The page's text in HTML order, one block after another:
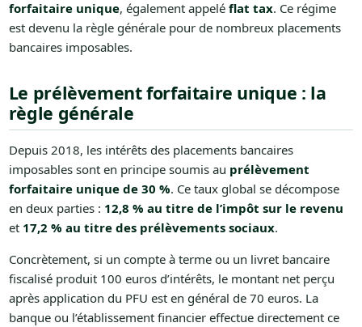
forfaitaire unique, également appelé flat tax. Ce régime
est devenu la règle générale pour de nombreux placements
bancaires imposables.
Le prélèvement forfaitaire unique : la
règle générale
Depuis 2018, les intérêts des placements bancaires
imposables sont en principe soumis au prélèvement
forfaitaire unique de 30 %. Ce taux global se décompose
en deux parties : 12,8 % au titre de l’impôt sur le revenu
et 17,2 % au titre des prélèvements sociaux.
Concrètement, si un compte à terme ou un livret bancaire
fiscalisé produit 100 euros d’intérêts, le montant net perçu
après application du PFU est en général de 70 euros. La
banque ou l’établissement financier effectue directement ce